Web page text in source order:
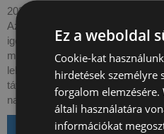
2024. 01. 30.
Az új
igényt, minden paraméterében
modell. Gyors és hatékony
lehetőség és széles
távvezérlővel is rendelhető,
nagyobb szabadságot biztosítva.
Vissza a hírekhez
Ez a weboldal
Cookie-kat
hirdetések személyre
forgalom elemzésére.
általi használatára
információkat